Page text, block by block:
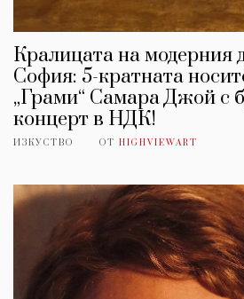
Кралицата на модерния
София: 5-кратната
„Грами“ Самара Джой с
концерт в НДК!
ИЗКУСТВО ОТ HIGHVIEWART